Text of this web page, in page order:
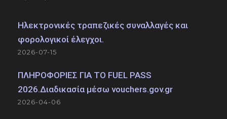
Ηλεκτρονικές τραπεζικές συναλλαγές και
φορολογικοί έλεγχοι.
2026-07-15
ΠΛΗΡΟΦΟΡΙΕΣ ΓΙΑ ΤΟ FUEL PASS
2026.Διαδικασία μέσω vouchers.gov.gr
2026-04-06